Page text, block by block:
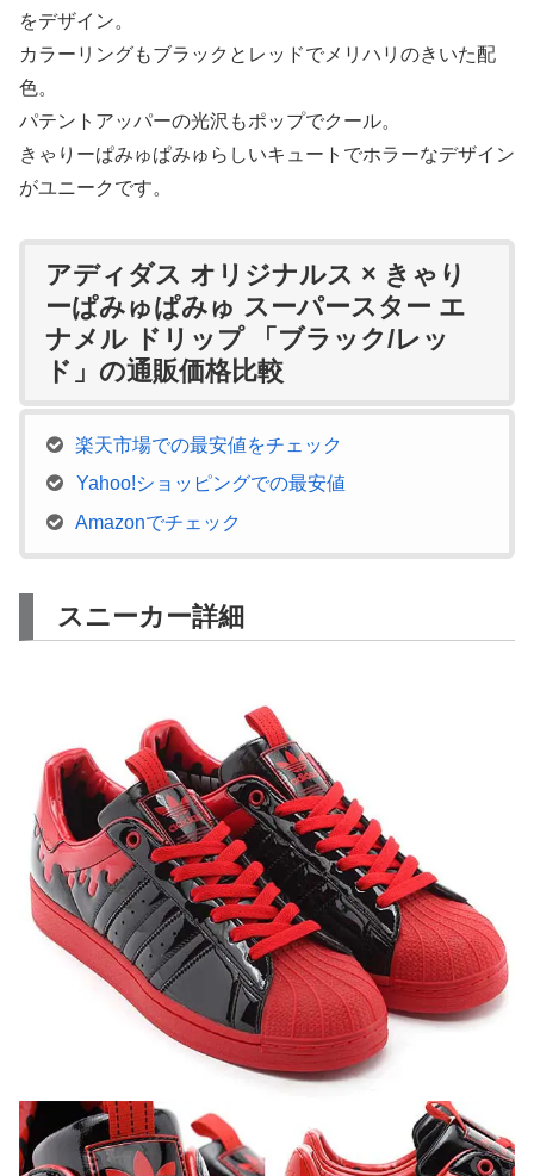
をデザイン。
カラーリングもブラックとレッドでメリハリのきいた配
色。
パテントアッパーの光沢もポップでクール。
きゃりーぱみゅぱみゅらしいキュートでホラーなデザイン
がユニークです。
アディダス オリジナルス × きゃり
ーぱみゅぱみゅ スーパースター エ
ナメル ドリップ 「ブラック/レッ
ド」の通販価格比較
楽天市場での最安値をチェック
Yahoo!ショッピングでの最安値
Amazonでチェック
スニーカー詳細